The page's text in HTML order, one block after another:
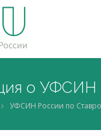
о УФСИН
УФСИН России по